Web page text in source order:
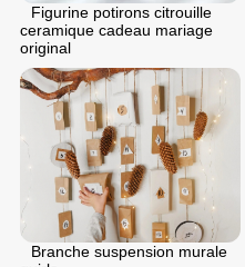
Figurine potirons citrouille
ceramique cadeau mariage
original
Branche suspension murale